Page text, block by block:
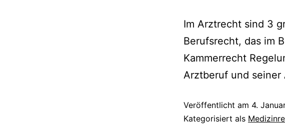
Im Arztrecht sind 3
Berufsrecht, das im
Kammerrecht
Arztberuf und
Veröffentlicht am 4.
Kategorisiert als